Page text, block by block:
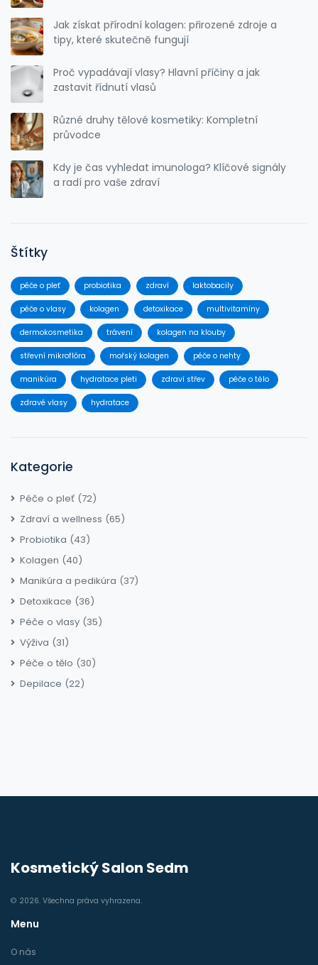
Jak získat přírodní kolagen: přirozené zdroje a
tipy, které skutečně fungují
Proč vypadávají vlasy? Hlavní příčiny a jak
zastavit řídnutí vlasů
Různé druhy tělové kosmetiky: Kompletní
průvodce
Kdy je čas vyhledat imunologa? Klíčové signály
a radí pro vaše zdraví
Štítky
péče o pleť probiotika zdraví laktobacily
péče o vlasy kolagen detoxikace multivitamíny
dermokosmetika trávení kolagen na klouby
střevní mikroflóra mořský kolagen péče o nehty
manikúra hydratace pleti zdraví střev péče o tělo
zdravé vlasy hydratace
Kategorie
Péče o pleť (72)
Zdraví a wellness (65)
Probiotika (43)
Kolagen (40)
Manikúra a pedikúra (37)
Detoxikace (36)
Péče o vlasy (35)
Výživa (31)
Péče o tělo (30)
Depilace (22)
Kosmetický Salon Sedm
© 2026. Všechna práva vyhrazena.
Menu
O nás